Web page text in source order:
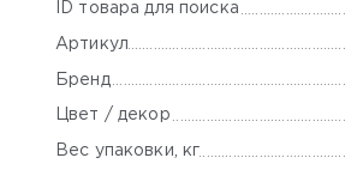
ID товара для поиска
Артикул
Бренд
Цвет / декор
Вес упаковки, кг